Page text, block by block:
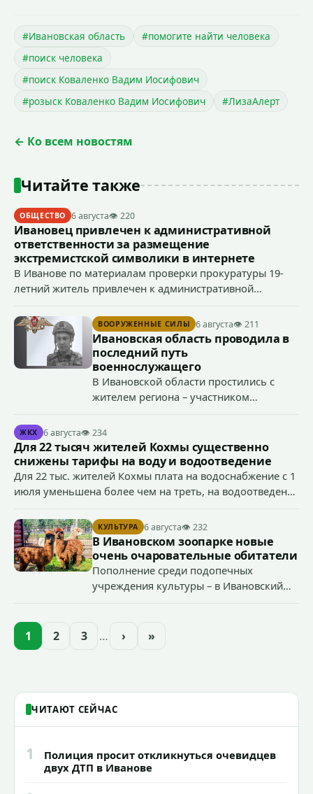
#Ивановская область
#помогите найти человека
#поиск человека
#поиск Коваленко Вадим Иосифович
#розыск Коваленко Вадим Иосифович
#ЛизаАлерт
← Ко всем новостям
Читайте также
ОБЩЕСТВО 6 августа👁 220
Ивановец привлечен к административной
ответственности за размещение
экстремистской символики в интернете
В Иванове по материалам проверки прокуратуры 19-
летний житель привлечен к административной
демонстрирование символики экстремистской
организации, если эти действия не содержат признаков
уголовно наказуемого деяния) за размещение
экстремистской символики в сети Интернет.
ВООРУЖЕННЫЕ СИЛЫ 6 августа👁 211
Ивановская область проводила в
последний путь
военнослужащего
В Ивановской области простились с
жителем региона – участником
Антоном Тумановым.
ЖКХ 6 августа👁 234
Для 22 тысяч жителей Кохмы существенно
снижены тарифы на воду и водоотведение
Для 22 тыс. жителей Кохмы плата на водоснабжение с 1
июля уменьшена более чем на треть, на водоотведение
началу работы в городе областного предприятия
«Водоканал.
КУЛЬТУРА 6 августа👁 232
В Ивановском зоопарке новые
очень очаровательные обитатели
Пополнение среди подопечных
учреждения культуры – в Ивановский
областей (самцу - 6 месяцев, самочке —
1 2 3 … › »
ЧИТАЮТ СЕЙЧАС
1
Полиция просит откликнуться очевидцев
двух ДТП в Иванове